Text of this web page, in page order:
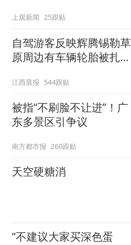
上观新闻 25跟贴
自驾游客反映辉腾锡勒草
原周边有车辆轮胎被扎，
元，官方发布情况通报
江西晨报 544跟贴
被指“不刷脸不让进”！广
东多景区引争议
南方都市报 260跟贴
天空硬糖消
“不建议大家买深色蛋